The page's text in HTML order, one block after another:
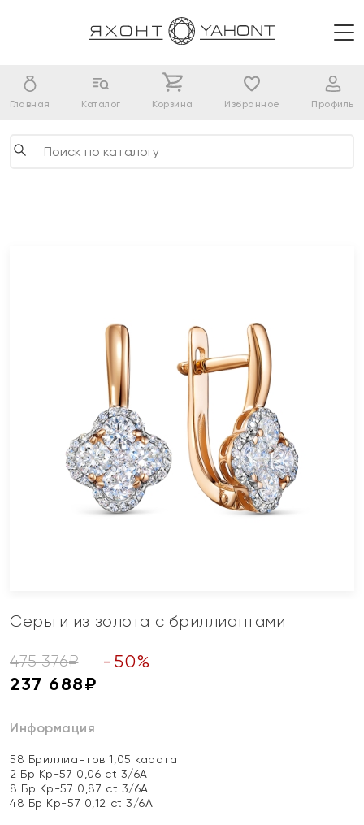
Главная Каталог Корзина Избранное Профиль
Серьги из золота с бриллиантами
475 376₽ - 50%
237 688₽
Информация
58 Бриллиантов 1,05 карата
2 Бр Кр-57 0,06 ct 3/6А
8 Бр Кр-57 0,87 ct 3/6А
48 Бр Кр-57 0,12 ct 3/6А